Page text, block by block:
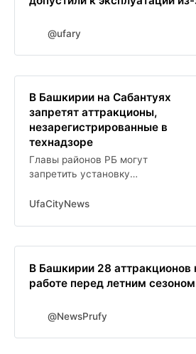
@ufary
В Башкирии на Сабантуях
запретят аттракционы,
незарегистрированные в
технадзоре
Главы районов РБ могут
запретить установку
Сабантуях
UfaCityNews
В Башкирии 28 аттракционов
работе перед летним
@NewsPrufy